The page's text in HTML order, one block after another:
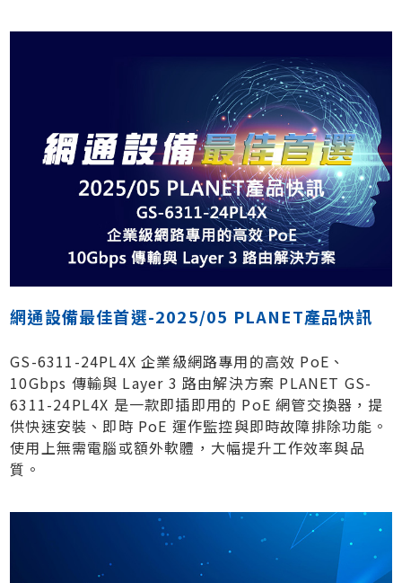
網通設備最佳首選-2025/05 PLANET產品快訊
GS-6311-24PL4X 企業級網路專用的高效 PoE、
10Gbps 傳輸與 Layer 3 路由解決方案 PLANET GS-
6311-24PL4X 是一款即插即用的 PoE 網管交換器，提
供快速安裝、即時 PoE 運作監控與即時故障排除功能。
使用上無需電腦或額外軟體，大幅提升工作效率與品
質。